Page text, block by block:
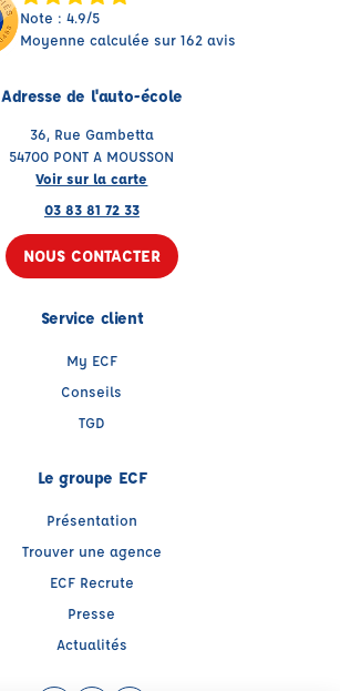
Note : 4.9/5
Moyenne calculée sur 162 avis
Adresse de l'auto-école
36, Rue Gambetta
54700 PONT A MOUSSON
Voir sur la carte
03 83 81 72 33
NOUS CONTACTER
Service client
My ECF
Conseils
TGD
Le groupe ECF
Présentation
Trouver une agence
ECF Recrute
Presse
Actualités